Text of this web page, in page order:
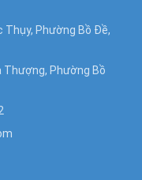
Thụy, Phường Bồ Đề,
Thượng, Phường Bồ